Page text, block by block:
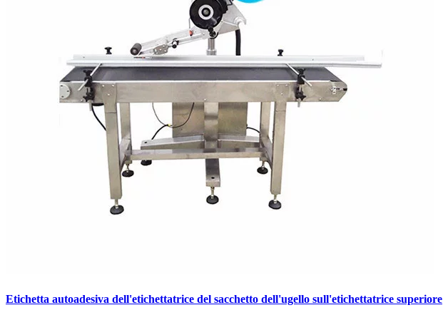
Etichetta autoadesiva dell'etichettatrice del sacchetto dell'ugello sull'etichettatrice superiore